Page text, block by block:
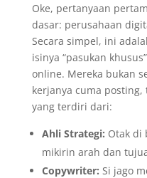
Oke, pertanyaan
dasar: perusahaan
Secara simpel, ini
isinya “pasukan
online. Mereka bukan
kerjanya cuma
yang terdiri dari:
Ahli Strategi: Otak di
mikirin arah dan
Copywriter: Si jago